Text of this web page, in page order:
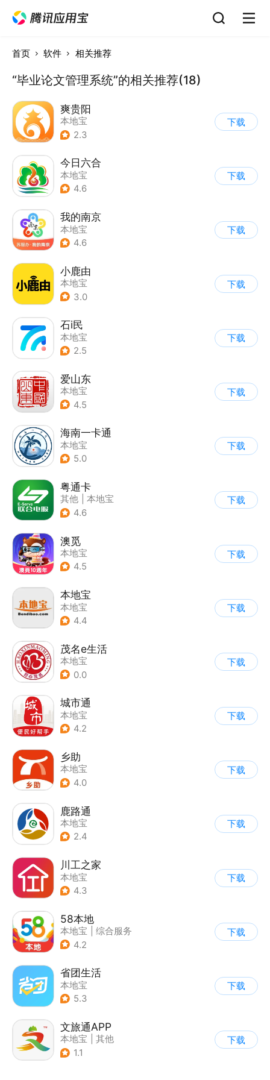
首页 软件 相关推荐
“毕业论文管理系统”的相关推荐(18)
爽贵阳
本地宝
2.3
下载
今日六合
本地宝
4.6
下载
我的南京
本地宝
4.6
下载
小鹿由
本地宝
3.0
下载
石i民
本地宝
2.5
下载
爱山东
本地宝
4.5
下载
海南一卡通
本地宝
5.0
下载
粤通卡
其他
本地宝
4.6
下载
澳觅
本地宝
4.5
下载
本地宝
本地宝
4.4
下载
茂名e生活
本地宝
0.0
下载
城市通
本地宝
4.2
下载
乡助
本地宝
4.0
下载
鹿路通
本地宝
2.4
下载
川工之家
本地宝
4.3
下载
58本地
本地宝
综合服务
4.2
下载
省团生活
本地宝
5.3
下载
文旅通APP
本地宝
其他
1.1
下载